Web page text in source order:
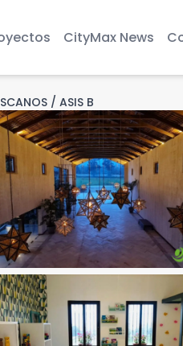
CityMax News
/ ASIS B